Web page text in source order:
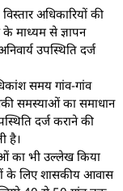
अधिकारियों की
माध्यम से ज्ञापन
उपस्थिति दर्ज
समय गांव-गांव
समस्याओं का समाधान
दर्ज कराने की
है।
का भी उल्लेख किया
के लिए शासकीय आवास